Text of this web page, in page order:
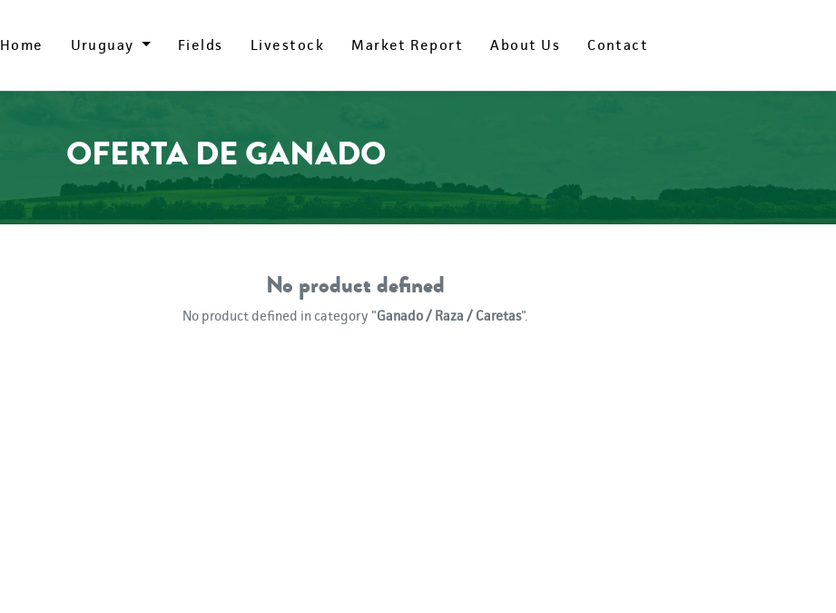
Home Uruguay Fields Livestock Market Report About Us Contact
Home Uruguay Fields Livestock Market Report About Us Contact
OFERTA DE GANADO
No product defined
No product defined in category "Ganado / Raza / Caretas".